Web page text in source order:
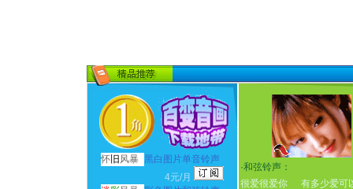
怀 旧 风暴
黑白图片单音铃声
4元/月
·和弦铃声：
很爱很爱你
有多少爱可